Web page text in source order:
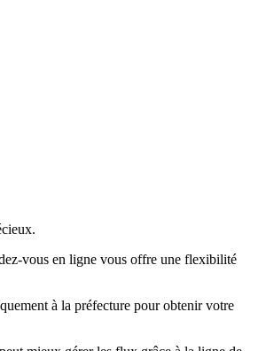
vous en ligne vous offre une flexibilité
à la préfecture pour obtenir votre